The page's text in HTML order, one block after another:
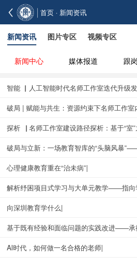
首页 · 新闻资讯
新闻资讯 图片专区 视频专区
新闻中心 媒体报道 跟
心理健康教育重在“治未病”|
向深圳教育学什么|
AI时代，如何做一名合格的老师|